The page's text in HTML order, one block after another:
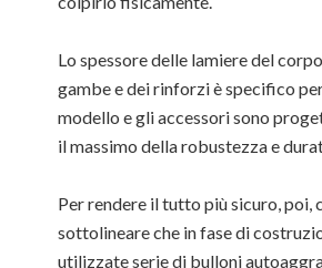
Lo spessore delle lamiere del
gambe e dei rinforzi è specifico
modello e gli accessori sono
il massimo della robustezza e
Per rendere il tutto più sicuro, poi,
sottolineare che in fase di
utilizzate serie di bulloni